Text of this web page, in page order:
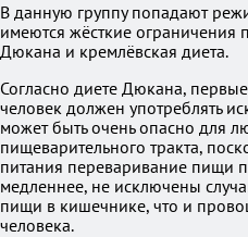
В данную группу попадают
имеются жёсткие ограничения
Дюкана и кремлёвская диета.
Согласно диете Дюкана,
человек должен употреблять
может быть очень опасно для
пищеварительного тракта,
питания переваривание пищи
медленнее, не исключены
пищи в кишечнике, что и
человека.